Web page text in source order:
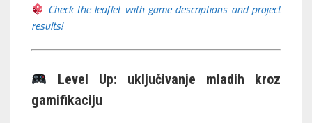
Check the leaflet with game descriptions and project
results!
Level Up: uključivanje mladih kroz
gamifikaciju